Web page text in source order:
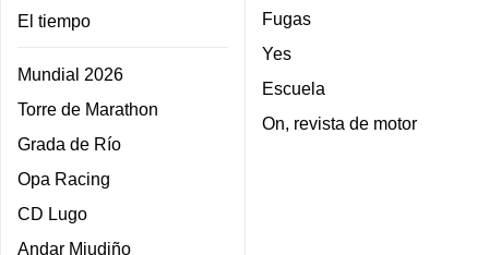
El tiempo
Mundial 2026
Torre de Marathon
Grada de Río
Opa Racing
CD Lugo
Andar Miudiño
Fugas
Yes
Escuela
On, revista de motor